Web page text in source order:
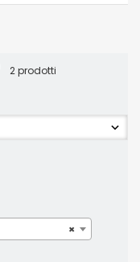
2 prodotti
×